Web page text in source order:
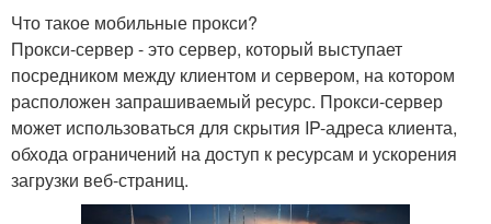
Что такое мобильные прокси?
Прокси-сервер - это сервер, который выступает
посредником между клиентом и сервером, на котором
расположен запрашиваемый ресурс. Прокси-сервер
может использоваться для скрытия IP-адреса клиента,
обхода ограничений на доступ к ресурсам и ускорения
загрузки веб-страниц.